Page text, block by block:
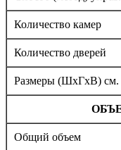
Количество камер
Количество дверей
Размеры (ШxГxВ) см.
Общий объем